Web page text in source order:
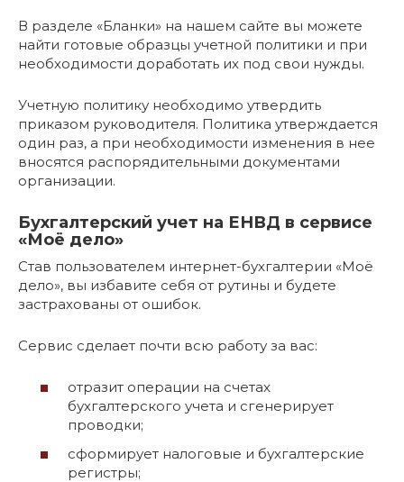
В разделе «Бланки» на нашем сайте вы можете
найти готовые образцы учетной политики и при
необходимости доработать их под свои нужды.
Учетную политику необходимо утвердить
приказом руководителя. Политика утверждается
один раз, а при необходимости изменения в нее
вносятся распорядительными документами
организации.
Бухгалтерский учет на ЕНВД в сервисе
«Моё дело»
Став пользователем интернет-бухгалтерии «Моё
дело», вы избавите себя от рутины и будете
застрахованы от ошибок.
Сервис сделает почти всю работу за вас:
отразит операции на счетах
бухгалтерского учета и сгенерирует
проводки;
сформирует налоговые и бухгалтерские
регистры;